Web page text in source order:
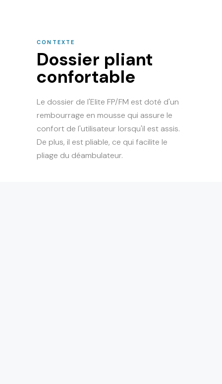
CONTEXTE
Dossier pliant
confortable
Le dossier de l'Elite FP/FM est doté d'un
rembourrage en mousse qui assure le
confort de l'utilisateur lorsqu'il est assis.
De plus, il est pliable, ce qui facilite le
pliage du déambulateur.